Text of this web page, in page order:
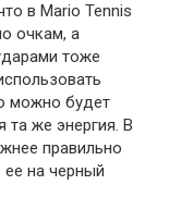
в Mario Tennis
очкам, а
тоже
можно будет
та же энергия. В
правильно
ее на черный